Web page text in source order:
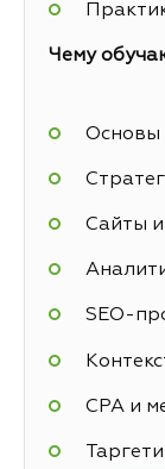
Чему
Основы
Сайты
SEO-
СРА и